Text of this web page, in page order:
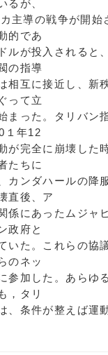
るが、
主導の戦争が開始
的であ
ルが投入されると
の指導
相互に接近し、新
って立
まった。タリバン
１年12
が完全に崩壊した
たちに
カンダハールの降
直後、ア
係にあったムジャ
政府と
いた。これらの協
のネッ
参加した。あらゆ
，タリ
、条件が整えば運